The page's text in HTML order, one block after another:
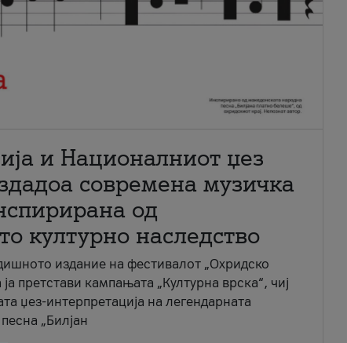
и Националниот џез
современа музичка
од
културно наследство
издание на фестивалот „Охридско
претстави кампањата „Културна врска“, чиј
џез-интерпретација на легендарната
„Билјан